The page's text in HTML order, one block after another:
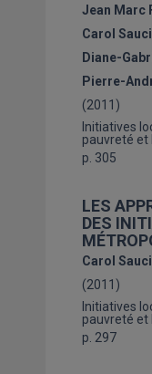
Jean Marc
Carol
Diane-
Pierre-
(2011)
Initiatives
pauvreté et
p. 305
LES
DES
Carol
(2011)
Initiatives
pauvreté et
p. 297